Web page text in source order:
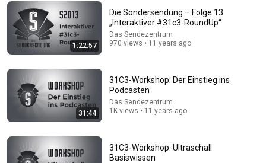
„How to Hack A High-End Cocktail Bar“
Das Sendezentrum 1.6K views
1:22:57
Die Sondersendung – Folge 13
„Interaktiver #31c3-RoundUp“
Das Sendezentrum
970 views • 11 years ago
31:44
31C3-Workshop: Der Einstieg ins
Podcasten
Das Sendezentrum
1K views • 11 years ago
31C3-Workshop: Ultraschall
Basiswissen